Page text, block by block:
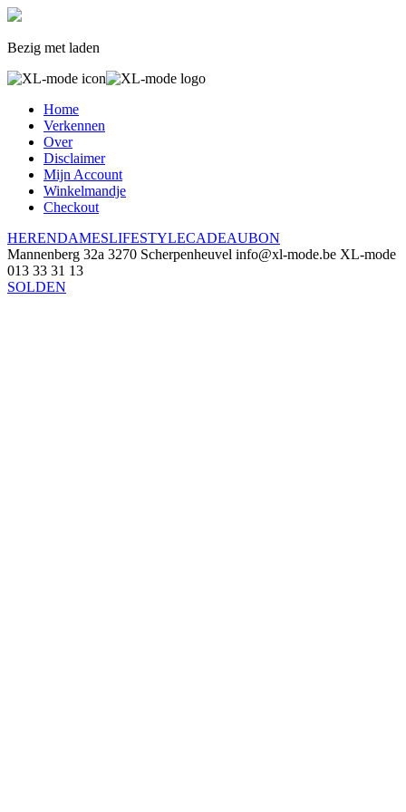
Bezig met laden
Home
Verkennen
Over
Disclaimer
Mijn Account
Winkelmandje
Checkout
HERENDAMESLIFESTYLECADEAUBON
Mannenberg 32a 3270 Scherpenheuvel info@xl-mode.be XL-mode
013 33 31 13
SOLDEN